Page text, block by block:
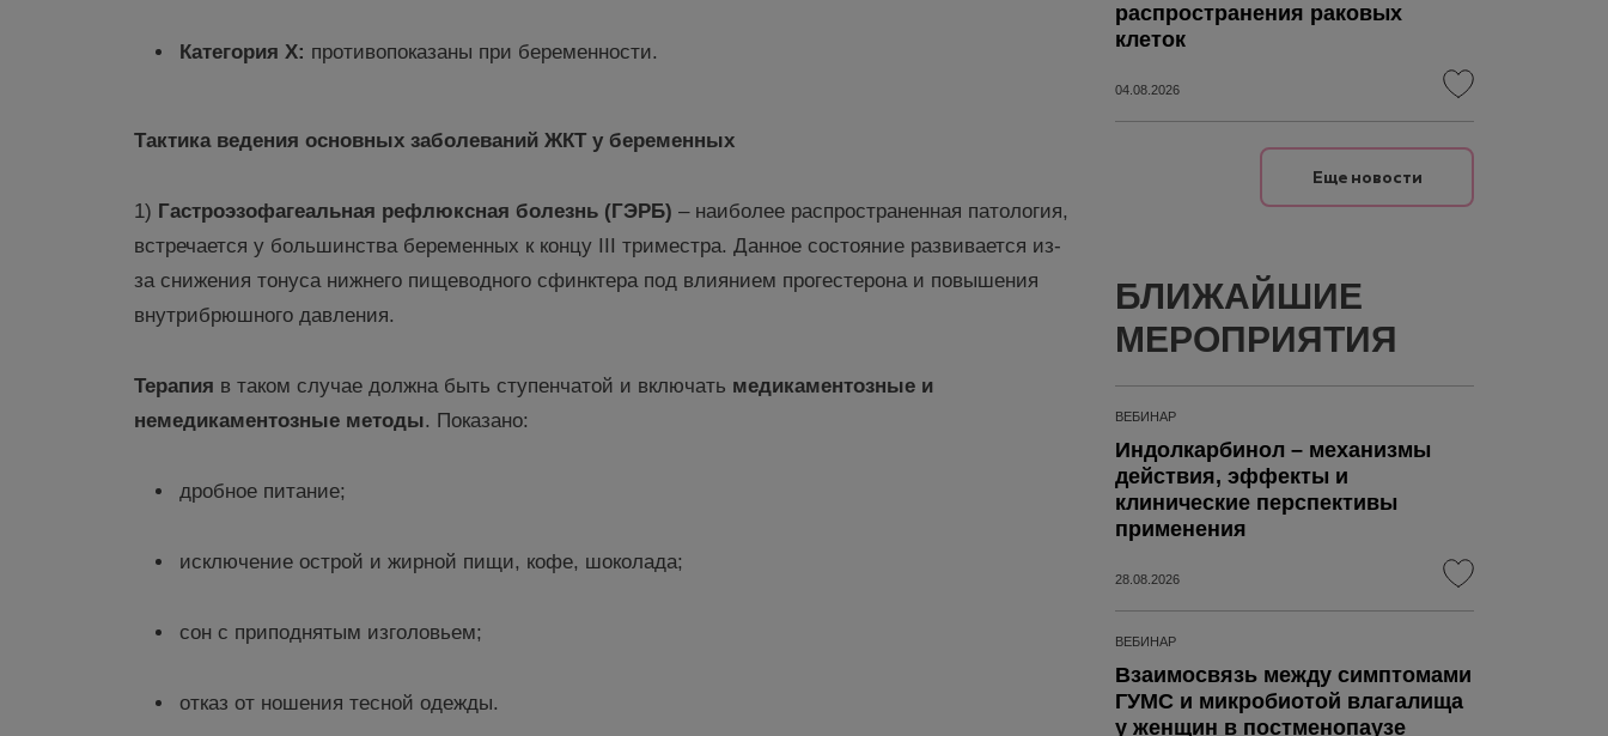
Категория X: противопоказаны при беременности.
Тактика ведения основных заболеваний ЖКТ у беременных
1) Гастроэзофагеальная рефлюксная болезнь (ГЭРБ) – наиболее распространенная патология,
встречается у большинства беременных к концу III триместра. Данное состояние развивается из-
за снижения тонуса нижнего пищеводного сфинктера под влиянием прогестерона и повышения
внутрибрюшного давления.
Терапия в таком случае должна быть ступенчатой и включать медикаментозные и
немедикаментозные методы. Показано:
дробное питание;
исключение острой и жирной пищи, кофе, шоколада;
сон с приподнятым изголовьем;
отказ от ношения тесной одежды.
распространения раковых
клеток
04.08.2026
Еще новости
БЛИЖАЙШИЕ
МЕРОПРИЯТИЯ
ВЕБИНАР
Индолкарбинол – механизмы
действия, эффекты и
клинические перспективы
применения
28.08.2026
ВЕБИНАР
Взаимосвязь между симптомами
ГУМС и микробиотой влагалища
у женщин в постменопаузе